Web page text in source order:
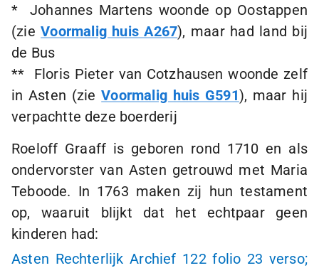
* Johannes Martens woonde op Oostappen
(zieVoormalig huis A267), maar had land bij
de Bus
** Floris Pieter van Cotzhausen woonde zelf
in Asten (zieVoormalig huis G591), maar hij
verpachtte deze boerderij
Roeloff Graaff is geboren rond 1710 en als
ondervorster van Asten getrouwd met Maria
Teboode. In 1763 maken zij hun testament
op, waaruit blijkt dat het echtpaar geen
kinderen had:
Asten Rechterlijk Archief 122 folio 23 verso;